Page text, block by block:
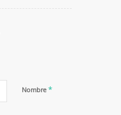
Nombre *